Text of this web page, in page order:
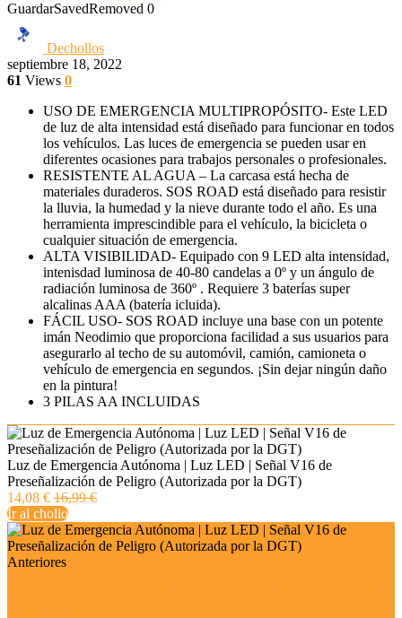
GuardarSavedRemoved 0
Dechollos
septiembre 18, 2022
61 Views 0
USO DE EMERGENCIA MULTIPROPÓSITO- Este LED
de luz de alta intensidad está diseñado para funcionar en todos
los vehículos. Las luces de emergencia se pueden usar en
diferentes ocasiones para trabajos personales o profesionales.
RESISTENTE AL AGUA – La carcasa está hecha de
materiales duraderos. SOS ROAD está diseñado para resistir
la lluvia, la humedad y la nieve durante todo el año. Es una
herramienta imprescindible para el vehículo, la bicicleta o
cualquier situación de emergencia.
ALTA VISIBILIDAD- Equipado con 9 LED alta intensidad,
intenisdad luminosa de 40-80 candelas a 0º y un ángulo de
radiación luminosa de 360º . Requiere 3 baterías super
alcalinas AAA (batería icluida).
FÁCIL USO- SOS ROAD incluye una base con un potente
imán Neodimio que proporciona facilidad a sus usuarios para
asegurarlo al techo de su automóvil, camión, camioneta o
vehículo de emergencia en segundos. ¡Sin dejar ningún daño
en la pintura!
3 PILAS AA INCLUIDAS
Luz de Emergencia Autónoma | Luz LED | Señal V16 de
Preseñalización de Peligro (Autorizada por la DGT)
14,08 € 16,99 €
Ir al chollo
Anteriores